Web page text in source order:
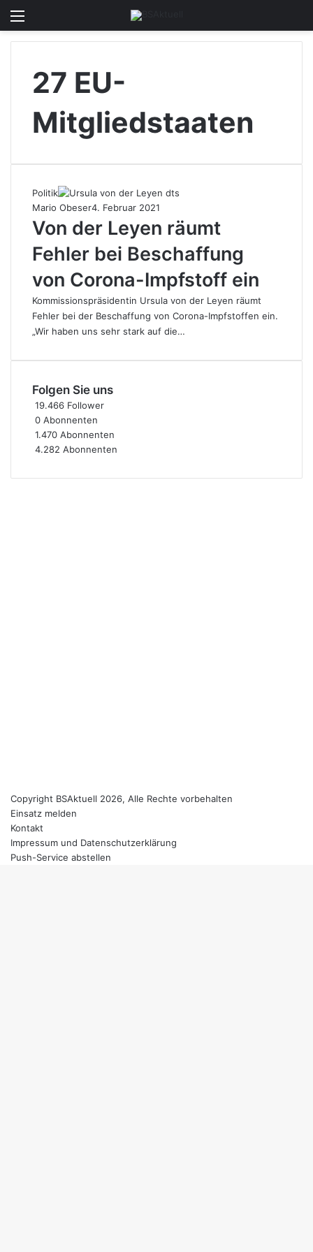
27 EU-
Mitgliedstaaten
Politik
Mario Obeser4. Februar 2021
Von der Leyen räumt
Fehler bei Beschaffung
von Corona-Impfstoff ein
Kommissionspräsidentin Ursula von der Leyen räumt
Fehler bei der Beschaffung von Corona-Impfstoffen ein.
„Wir haben uns sehr stark auf die…
Folgen Sie uns
19.466 Follower
0 Abonnenten
1.470 Abonnenten
4.282 Abonnenten
Copyright BSAktuell 2026, Alle Rechte vorbehalten
Einsatz melden
Kontakt
Impressum und Datenschutzerklärung
Push-Service abstellen